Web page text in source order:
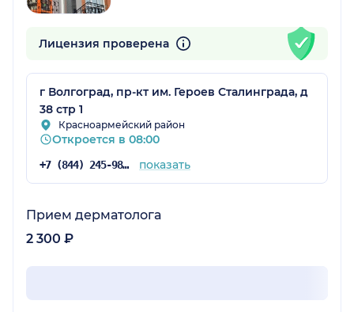
Лицензия проверена
г Волгоград, пр-кт им. Героев Сталинграда, д
38 стр 1
Красноармейский район
Откроется в 08:00
+7 (844) 245-98-04 показать
Прием дерматолога
2 300 ₽